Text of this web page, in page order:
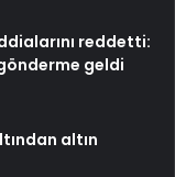
reddetti:
geldi
altın